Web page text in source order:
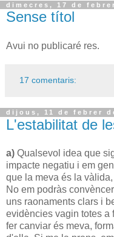
dimecres, 17 de
Sense títol
Avui no publicaré res.
17 comentaris:
dijous, 11 de febrer
L'estabilitat de
a) Qualsevol idea que
impacte negatiu i em
que la meva és la
No em podràs
uns raonaments clars i
evidències vagin totes a
fer canviar és meva,